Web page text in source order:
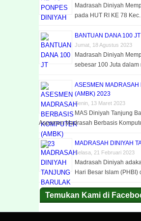
Madrasah Diniyah
pada HUT RI KE 78 Kec.
BANTUAN DANA 100 JT
Jumat, 18 Agustus 2023
Madrasah Diniyah
sebesar 100 Juta dalam
ASESMEN MADRASAH
(AMBK) 2023
Senin, 13 Maret 2023
MAS Diniyah Tanjung
Asesmen Madrasah Berbasis
MADRASAH DINIYAH
Selasa, 21 Februari 2023
Madrasah Diniyah
Hari Besar Islam (PHBI)
Temukan Kami di